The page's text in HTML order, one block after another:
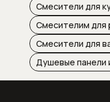
Стирально-
Стиральные машины
Стиральные
Смесители для
Смесителим для
Смесители для
Душевые панели